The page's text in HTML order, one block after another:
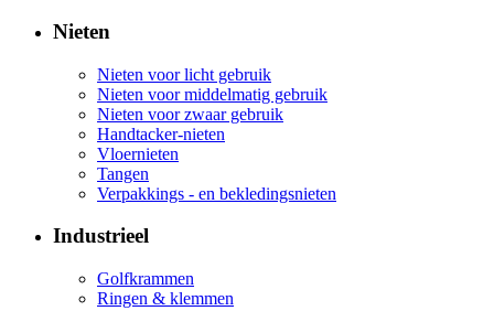
Nieten
Nieten voor licht gebruik
Nieten voor middelmatig gebruik
Nieten voor zwaar gebruik
Handtacker-nieten
Vloernieten
Tangen
Verpakkings - en bekledingsnieten
Industrieel
Golfkrammen
Ringen & klemmen